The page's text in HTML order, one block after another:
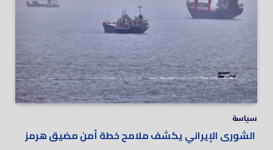
سياسة
الشورى الإيراني يكشف ملامح خطة أمن مضيق هرمز